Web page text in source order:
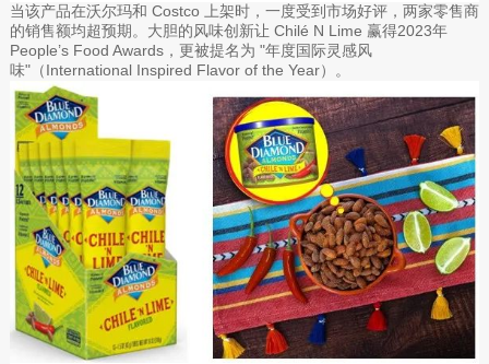
当该产品在沃尔玛和 Costco 上架时，一度受到市场好评，两家零售商
的销售额均超预期。大胆的风味创新让 Chilé N Lime 赢得2023年
People’s Food Awards，更被提名为 "年度国际灵感风
味"（International Inspired Flavor of the Year）。